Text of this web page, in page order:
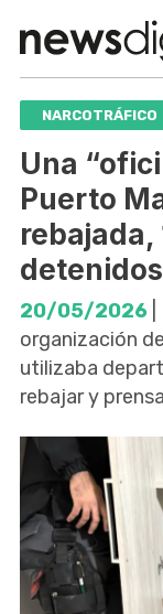
NARCOTRÁFICO
Una
Puerto
rebajada,
detenidos
20/05/2026
organización
utilizaba
rebajar y